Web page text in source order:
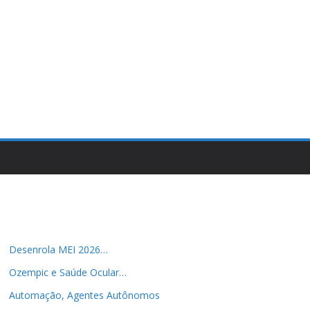
Desenrola MEI 2026…
Ozempic e Saúde Ocular…
Automação, Agentes Autônomos